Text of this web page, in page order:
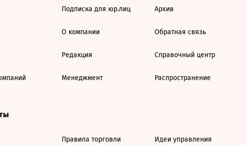
Подписка для юр.лиц
О компании
Редакция
Менеджмент
Архив
Обратная связь
Справочный центр
Распространение
Правила торговли Идеи управления